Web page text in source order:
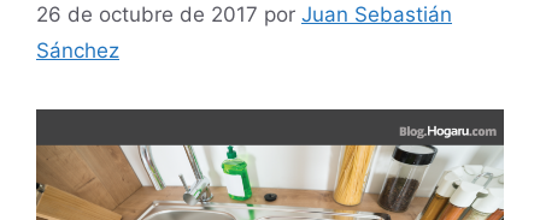
26 de octubre de 2017 por Juan Sebastián
Sánchez